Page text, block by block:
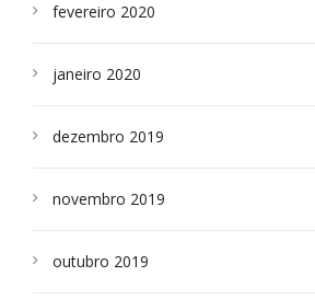
fevereiro 2020
janeiro 2020
dezembro 2019
novembro 2019
outubro 2019